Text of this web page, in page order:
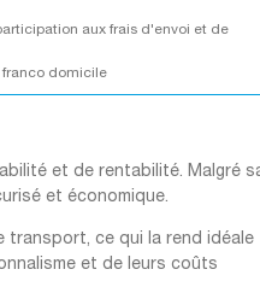
aux frais d'envoi et de
franco domicile
et de rentabilité. Malgré
et économique.
transport, ce qui la rend idéale
et de leurs coûts